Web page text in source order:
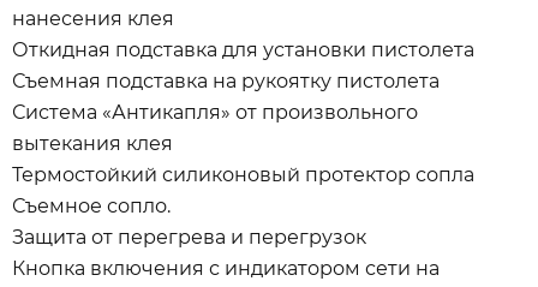
нанесения клея
Откидная подставка для установки пистолета
Съемная подставка на рукоятку пистолета
Система «Антикапля» от произвольного
вытекания клея
Термостойкий силиконовый протектор сопла
Съемное сопло.
Защита от перегрева и перегрузок
Кнопка включения с индикатором сети на